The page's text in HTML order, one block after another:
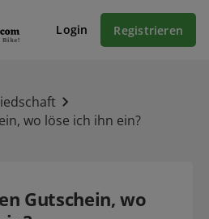
Login Registrieren
wo löse ich ihn ein?
Gutschein, wo